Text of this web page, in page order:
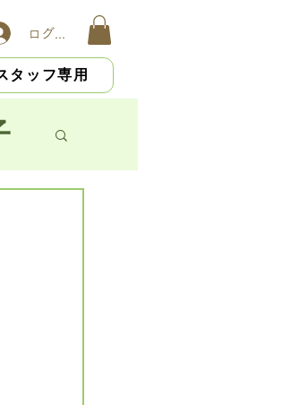
ログイン
タッフ専用